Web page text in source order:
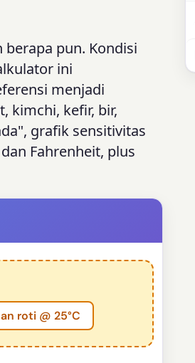
pun. Kondisi
ini
menjadi
kimchi, kefir, bir,
grafik sensitivitas
Fahrenheit, plus
roti @ 25°C